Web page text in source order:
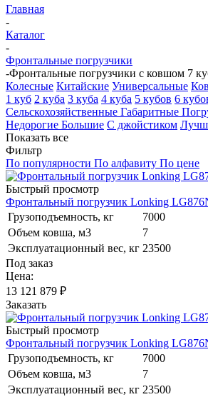
Главная
-
Каталог
-
Фронтальные погрузчики
-Фронтальные погрузчики с ковшом 7
Колесные Китайские Универсальные
1 куб 2 куба 3 куба 4 куба 5 кубов 6
Сельскохозяйственные Габаритные
Недорогие Большие С джойстиком
Показать все
Фильтр
По популярности По алфавиту По цене
Быстрый просмотр
Фронтальный погрузчик Lonking
Грузоподъемность, кг
7000
Объем ковша, м3
7
Эксплуатационный вес, кг 23500
Под заказ
Цена:
13 121 879 ₽
Заказать
Быстрый просмотр
Фронтальный погрузчик Lonking
Грузоподъемность, кг
7000
Объем ковша, м3
7
Эксплуатационный вес, кг 23500